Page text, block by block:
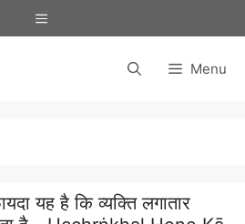
Menu
Menu
यह है कि व्यक्ति लगातार